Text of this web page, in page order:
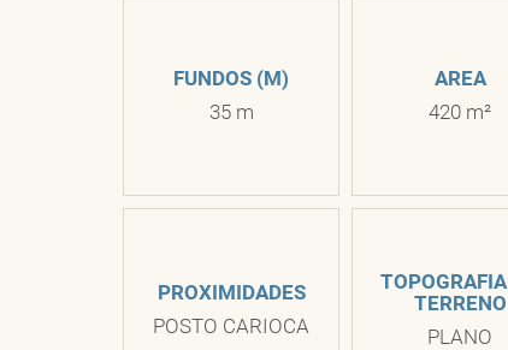
FUNDOS (M)
35 m
AREA
420 m²
PROXIMIDADES
POSTO CARIOCA
TERRENO
PLANO